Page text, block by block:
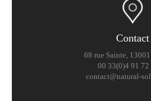
Contact
68 rue Sainte,
00 33(0)4 91 72
contact@natural-